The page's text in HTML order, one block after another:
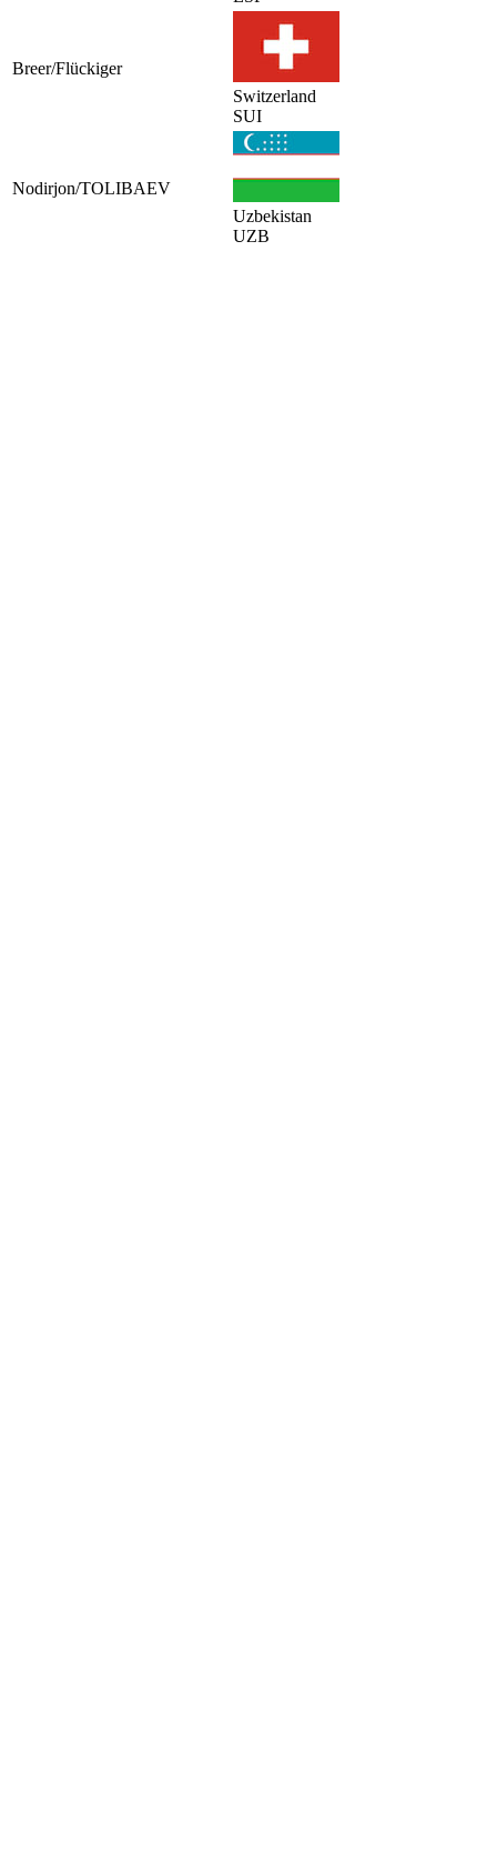
Breer/Flückiger
Switzerland
SUI
Nodirjon/TOLIBAEV
Uzbekistan
UZB